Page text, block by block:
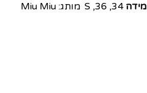
מידה 34
,
36
,
S מותג:Miu Miu